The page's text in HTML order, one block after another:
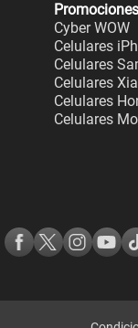
Promociones
Cyber WOW
Celulares
Celulares
Celulares
Celulares
Celulares